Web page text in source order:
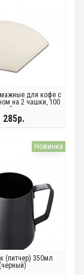
для кофе с
на 2 чашки, 100
шт, белые
285р.
Новинка
(питчер) 350мл
(черный)